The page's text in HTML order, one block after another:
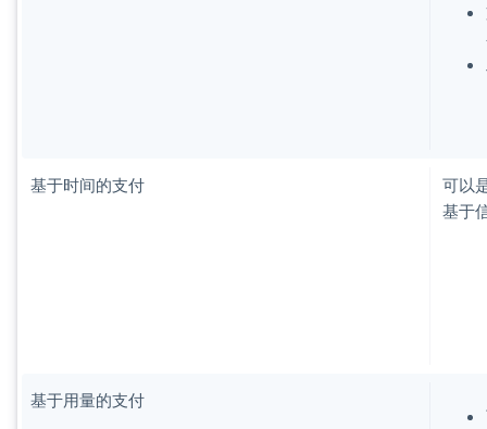
基于时间的支付
可以
基于
基于用量的支付